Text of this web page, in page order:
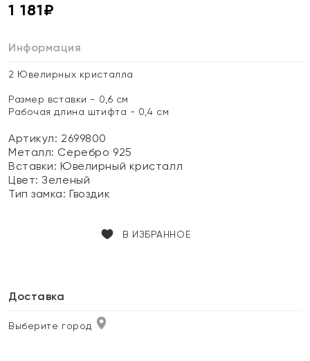
1 181₽
Информация
2 Ювелирных кристалла
Размер вставки - 0,6 см
Рабочая длина штифта - 0,4 см
Артикул: 2699800
Металл: Серебро 925
Вставки:Ювелирный кристалл
Цвет:Зеленый
Тип замка:Гвоздик
В ИЗБРАННОЕ
Доставка
Выберите город